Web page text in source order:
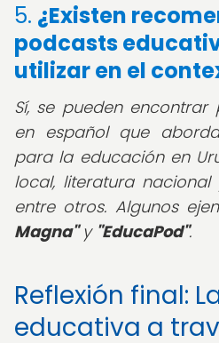
5. ¿Existen
podcasts
utilizar en el
Sí, se pueden encontrar
en español que
para la educación en
local, literatura nacional
entre otros. Algunos
Magna"y "EducaPod".
Reflexión final:
educativa a